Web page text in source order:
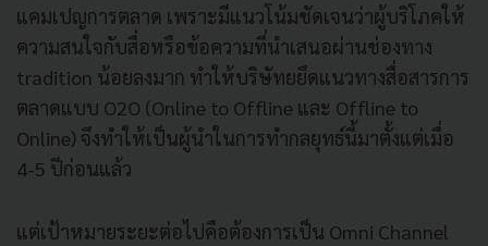
แคมเปญการตลาด เพราะมีแนวโน้มชัดเจนว่าผู้บริโภคให้
ความสนใจกับสื่อหรือข้อความที่นำเสนอผ่านช่องทาง
tradition น้อยลงมาก ทำให้บริษัทยยึดแนวทางสื่อสารการ
ตลาดแบบ O2O (Online to Offline และ Offline to
Online) จึงทำให้เป็นผู้นำในการทำกลยุทธ์นี้มาตั้งแต่เมื่อ
4-5 ปีก่อนแล้ว
แต่เป้าหมายระยะต่อไปคือต้องการเป็น Omni Channel